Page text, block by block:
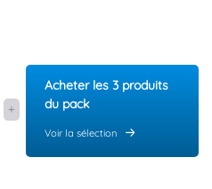
Acheter les 3 produits
du pack
Voir la sélection